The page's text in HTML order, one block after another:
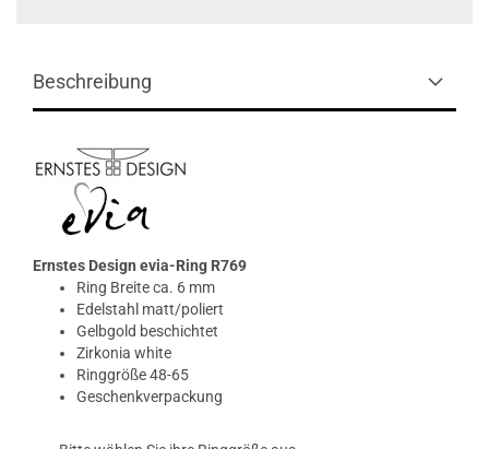
Beschreibung
Ernstes Design evia-Ring R769
Ring Breite ca. 6 mm
Edelstahl matt/poliert
Gelbgold beschichtet
Zirkonia white
Ringgröße 48-65
Geschenkverpackung